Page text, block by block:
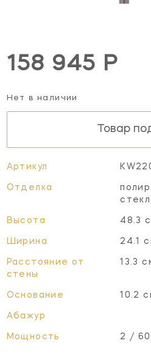
158 945 Р
Нет в наличии
Товар
Артикул
Отделка
Высота 48.3
Ширина 24.1
Расстояние от
стены
13.3
Основание 10.2
Абажур
Мощность 2 /